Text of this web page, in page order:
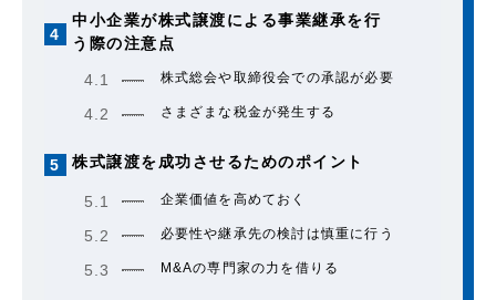
4
中小企業が株式譲渡による事業継承を行
う際の注意点
4.1 株式総会や取締役会での承認が必要
4.2 さまざまな税金が発生する
5 株式譲渡を成功させるためのポイント
5.1 企業価値を高めておく
5.2 必要性や継承先の検討は慎重に行う
5.3 M&Aの専門家の力を借りる